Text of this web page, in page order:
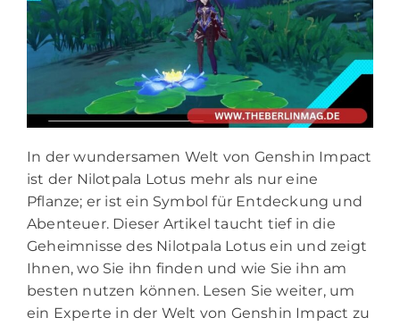
In der wundersamen Welt von Genshin Impact
ist der Nilotpala Lotus mehr als nur eine
Pflanze; er ist ein Symbol für Entdeckung und
Abenteuer. Dieser Artikel taucht tief in die
Geheimnisse des Nilotpala Lotus ein und zeigt
Ihnen, wo Sie ihn finden und wie Sie ihn am
besten nutzen können. Lesen Sie weiter, um
ein Experte in der Welt von Genshin Impact zu